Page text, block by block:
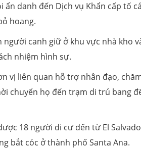
danh đến Dịch vụ Khẩn cấp tố
hoang.
canh giữ ở khu vực nhà kho
nhiệm hình sự.
vị liên quan hỗ trợ nhân đạo,
chuyển họ đến trạm di trú bang
18 người di cư đến từ El
bắt cóc ở thành phố Santa Ana.